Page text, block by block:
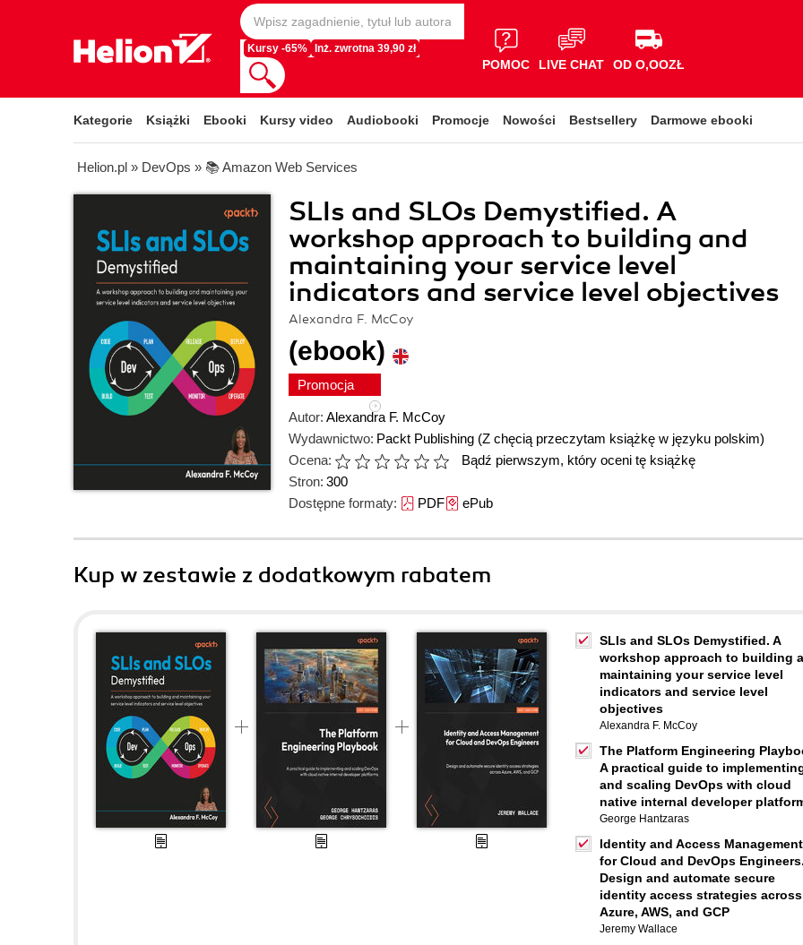
Kursy -65% Inż. zwrotna 39,90 zł
POMOC LIVE CHAT OD O,OOZŁ
Kategorie Książki Ebooki Kursy video Audiobooki Promocje Nowości Bestsellery Darmowe ebooki
Helion.pl » DevOps » 📚 Amazon Web Services
SLIs and SLOs Demystified. A
workshop approach to building and
maintaining your service level
indicators and service level objectives
Alexandra F. McCoy
(ebook)
Promocja
Autor: Alexandra F. McCoy
Wydawnictwo: Packt Publishing (Z chęcią przeczytam książkę w języku polskim)
Ocena:
Bądź pierwszym, który oceni tę książkę
Stron: 300
Dostępne formaty: PDFePub
Kup w zestawie z dodatkowym rabatem
SLIs and SLOs Demystified. A
workshop approach to building
maintaining your service level
indicators and service level
objectives
Alexandra F. McCoy
The Platform Engineering
A practical guide to
and scaling DevOps with cloud
native internal developer
George Hantzaras
Identity and Access Management
for Cloud and DevOps Engineers.
Design and automate secure
identity access strategies across
Azure, AWS, and GCP
Jeremy Wallace